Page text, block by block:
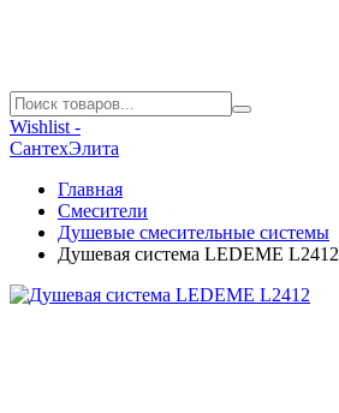
Wishlist -
СантехЭлита
Главная
Смесители
Душевые смесительные системы
Душевая система LEDEME L2412